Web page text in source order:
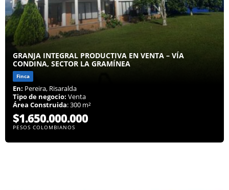
GRANJA INTEGRAL PRODUCTIVA EN VENTA – VÍA
CONDINA, SECTOR LA GRAMÍNEA
Finca
En: Pereira, Risaralda
Tipo de negocio: Venta
Área Construida: 300 m²
$1.650.000.000
PESOS COLOMBIANOS